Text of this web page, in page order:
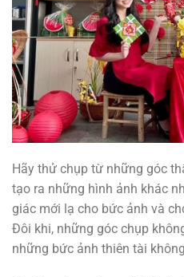
Hãy thử chụp từ những góc
tạo ra những hình ảnh khác
giác mới lạ cho bức ảnh và
Đôi khi, những góc chụp
những bức ảnh thiên tài